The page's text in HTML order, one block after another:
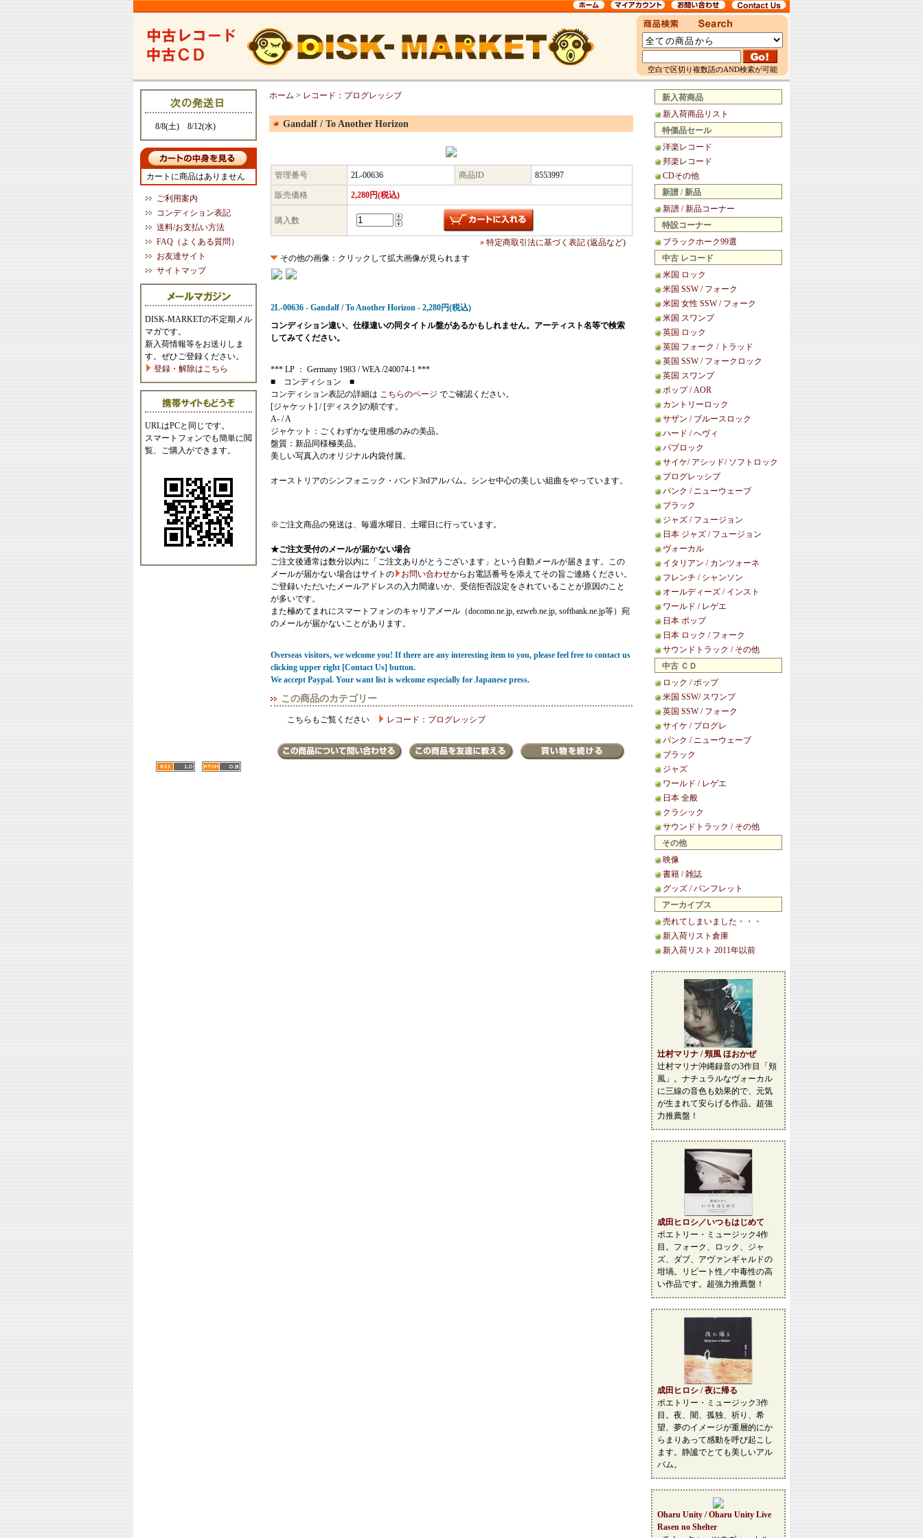
空白で区切り複数語のAND検索が可能
8/8(土) 8/12(水)
カートに商品はありません
ご利用案内
コンディション表記
送料/お支払い方法
FAQ（よくある質問）
お友達サイト
サイトマップ
DISK-MARKETの不定期メル
マガです。
新入荷情報等をお送りしま
す。ぜひご登録ください。
登録・解除はこちら
URLはPCと同じです。
スマートフォンでも簡単に閲
覧、ご購入ができます。
新入荷商品
新入荷商品リスト
特価品セール
洋楽レコード
邦楽レコード
CDその他
新譜 / 新品
新譜 / 新品コーナー
特設コーナー
ブラックホーク99選
中古 レコード
米国 ロック
米国 SSW / フォーク
米国 女性 SSW / フォーク
米国 スワンプ
英国 ロック
英国 フォーク / トラッド
英国 SSW / フォークロック
英国 スワンプ
ポップ / AOR
カントリーロック
サザン / ブルースロック
ハード / へヴィ
パブロック
サイケ/ アシッド/ ソフトロック
プログレッシブ
パンク / ニューウェーブ
ブラック
ジャズ / フュージョン
日本 ジャズ / フュージョン
ヴォーカル
イタリアン / カンツォーネ
フレンチ / シャンソン
オールディーズ / インスト
ワールド / レゲエ
日本 ポップ
日本 ロック / フォーク
サウンドトラック / その他
中古 ＣＤ
ロック / ポップ
米国 SSW/ スワンプ
英国 SSW / フォーク
サイケ / プログレ
パンク / ニューウェーブ
ブラック
ジャズ
ワールド / レゲエ
日本 全般
クラシック
サウンドトラック / その他
その他
映像
書籍 / 雑誌
グッズ / パンフレット
アーカイブス
売れてしまいました・・・
新入荷リスト倉庫
新入荷リスト 2011年以前
辻村マリナ / 頬風 ほおかぜ
辻村マリナ沖縄録音の3作目「頬
風」。ナチュラルなヴォーカル
に三線の音色も効果的で、元気
が生まれて安らげる作品。超強
力推薦盤！
成田ヒロシ／いつもはじめて
ポエトリー・ミュージック4作
目。フォーク、ロック、ジャ
ズ、ダブ、アヴァンギャルドの
坩堝。リピート性／中毒性の高
い作品です。超強力推薦盤！
成田ヒロシ / 夜に帰る
ポエトリー・ミュージック3作
目。夜、闇、孤独、祈り、希
望、夢のイメージが重層的にか
らまりあって感動を呼び起こし
ます。静謐でとても美しいアル
バム。
Oharu Unity / Oharu Unity Live
Rasen no Shelter
ホーム > レコード：プログレッシブ
Gandalf / To Another Horizon
管理番号 2L-00636 商品ID 8553997
販売価格 2,280円(税込)
購入数
» 特定商取引法に基づく表記 (返品など)
その他の画像：クリックして拡大画像が見られます
2L-00636 - Gandalf / To Another Horizon - 2,280円(税込)
コンディション違い、仕様違いの同タイトル盤があるかもしれません。アーティスト名等で検索
してみてください。
*** LP ： Germany 1983 / WEA /240074-1 ***
■ コンディション ■
コンディション表記の詳細は こちらのページ でご確認ください。
[ジャケット] / [ディスク]の順です。
A- / A
ジャケット：ごくわずかな使用感のみの美品。
盤質：新品同様極美品。
美しい写真入のオリジナル内袋付属。
オーストリアのシンフォニック・バンド3rdアルバム。シンセ中心の美しい組曲をやっています。
※ご注文商品の発送は、毎週水曜日、土曜日に行っています。
★ご注文受付のメールが届かない場合
ご注文後通常は数分以内に「ご注文ありがとうございます」という自動メールが届きます。この
メールが届かない場合はサイトの
お問い合わせからお電話番号を添えてその旨ご連絡ください。
ご登録いただいたメールアドレスの入力間違いか、受信拒否設定をされていることが原因のこと
が多いです。
また極めてまれにスマートフォンのキャリアメール（docomo.ne.jp, ezweb.ne.jp, softbank.ne.jp等）宛
のメールが届かないことがあります。
Overseas visitors, we welcome you! If there are any interesting item to you, please feel free to contact us
clicking upper right [Contact Us] button.
We accept Paypal. Your want list is welcome especially for Japanese press.
この商品のカテゴリー
こちらもご覧ください レコード：プログレッシブ